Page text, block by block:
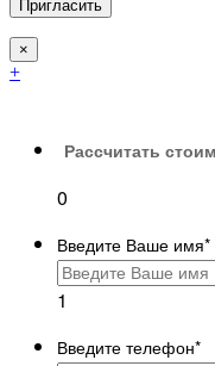
×
+
Рассчитать
0
Введите Ваше имя*
1
Введите телефон*